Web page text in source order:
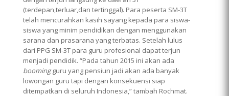
(terdepan,terluar,dan tertinggal). Para peserta SM-3T
telah mencurahkan kasih sayang kepada para siswa-
siswa yang minim pendidikan dengan menggunakan
sarana dan prasarana yang terbatas. Setelah lulus
dari PPG SM-3T para guru profesional dapat terjun
menjadi pendidik. “Pada tahun 2015 ini akan ada
boomingguru yang pensiun jadi akan ada banyak
lowongan guru tapi dengan konsekuensi siap
ditempatkan di seluruh Indonesia,” tambah Rochmat.